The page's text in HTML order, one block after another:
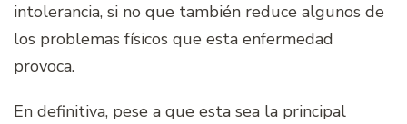
intolerancia, si no que también reduce algunos de
los problemas físicos que esta enfermedad
provoca.
En definitiva, pese a que esta sea la principal